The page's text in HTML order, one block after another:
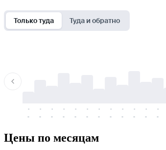
Только туда Туда и обратно
-
-
-
-
-
-
-
-
-
-
-
-
-
-
-
-
-
-
-
-
-
-
-
-
Цены по месяцам